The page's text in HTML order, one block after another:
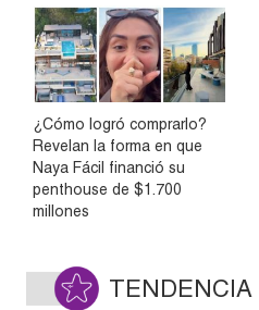
¿Cómo logró comprarlo?
Revelan la forma en que
Naya Fácil financió su
penthouse de $1.700
millones
TENDENCIA